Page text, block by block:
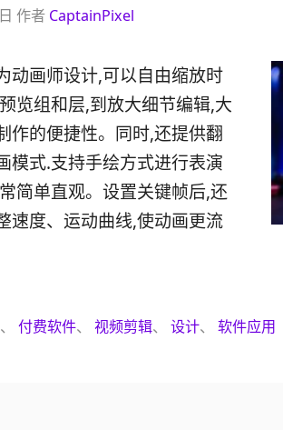
作者 CaptainPixel
动画师设计,可以自由缩放时
览组和层,到放大细节编辑,大
作的便捷性。同时,还提供翻
模式.支持手绘方式进行表演
简单直观。设置关键帧后,还
速度、运动曲线,使动画更流
、 付费软件、 视频剪辑、 设计、 软件应用